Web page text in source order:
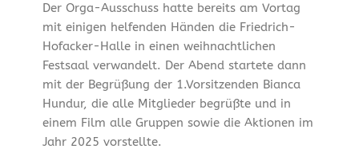
Der Orga-Ausschuss hatte bereits am Vortag
mit einigen helfenden Händen die Friedrich-
Hofacker-Halle in einen weihnachtlichen
Festsaal verwandelt. Der Abend startete dann
mit der Begrüßung der 1.Vorsitzenden Bianca
Hundur, die alle Mitglieder begrüßte und in
einem Film alle Gruppen sowie die Aktionen im
Jahr 2025 vorstellte.